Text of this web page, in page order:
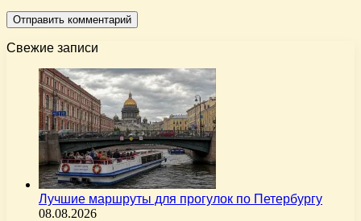
Свежие записи
Лучшие маршруты для прогулок по Петербургу
08.08.2026